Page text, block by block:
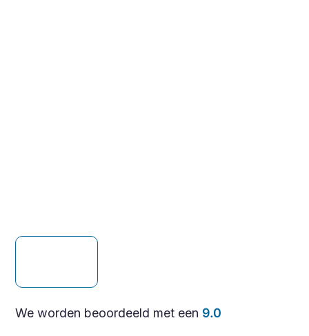
We worden beoordeeld met een 9.0